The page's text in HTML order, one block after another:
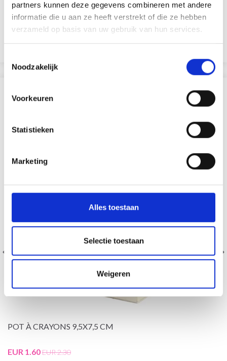
partners kunnen deze gegevens combineren met andere
informatie die u aan ze heeft verstrekt of die ze hebben
verzameld op basis van uw gebruik van hun services.
Noodzakelijk
Voorkeuren
Statistieken
Marketing
Alles toestaan
Selectie toestaan
Weigeren
EUR 1.60 EUR 2.30
Ajouter au panier
D'AUTRES ONT ÉGALEMENT
POT À CRAYONS 9,5X7,5 CM
EUR 1.60EUR 2.30